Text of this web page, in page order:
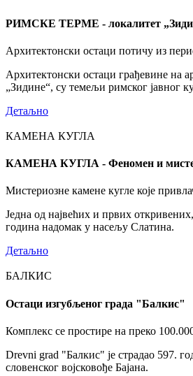
РИМСКЕ ТЕРМЕ - локалитет
Архитектонски остаци потичу из
Архитектонски остаци грађевине на
„Зидине“, су темељи римског јавног
Детаљно
КАМЕНА КУГЛА
КАМЕНА КУГЛА - Феномен и
Мистериозне камене кугле које
Једна од највећих и првих
година надомак у насељу Слатина.
Детаљно
БАЛКИС
Остаци изгубљеног града "Балкис"
Комплекс се простире на преко
Drevni grad "Балкис" је страдао 597.
словенског војсковође Бајана.